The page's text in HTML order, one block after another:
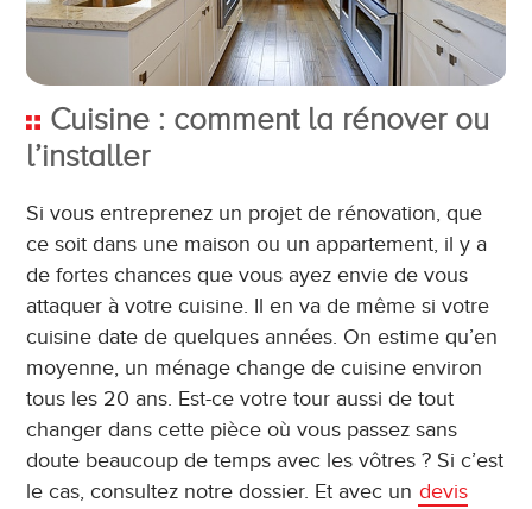
Cuisine : comment la rénover ou
l’installer
Si vous entreprenez un projet de rénovation, que
ce soit dans une maison ou un appartement, il y a
de fortes chances que vous ayez envie de vous
attaquer à votre cuisine. Il en va de même si votre
cuisine date de quelques années. On estime qu’en
moyenne, un ménage change de cuisine environ
tous les 20 ans. Est-ce votre tour aussi de tout
changer dans cette pièce où vous passez sans
doute beaucoup de temps avec les vôtres ? Si c’est
le cas, consultez notre dossier. Et avec un devis